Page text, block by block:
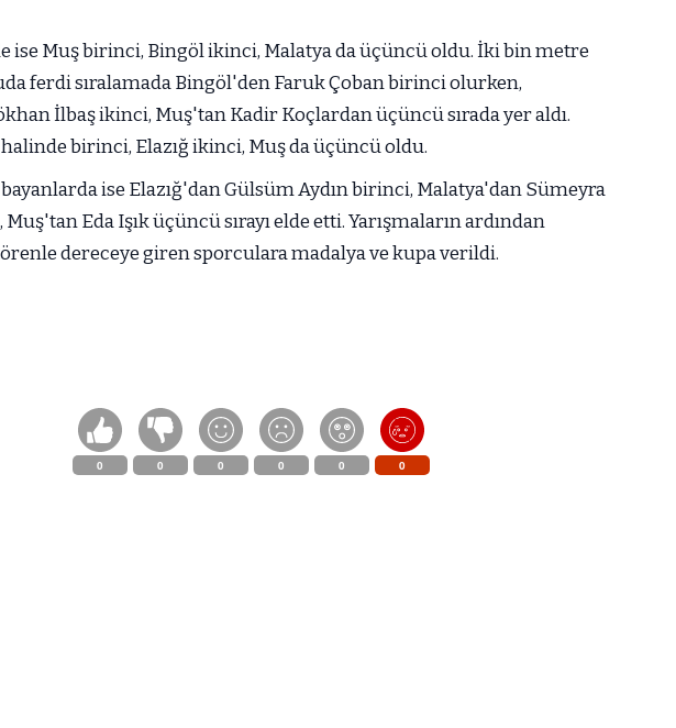
ise Muş birinci, Bingöl ikinci, Malatya da üçüncü oldu. İki bin metre
ferdi sıralamada Bingöl'den Faruk Çoban birinci olurken,
İlbaş ikinci, Muş'tan Kadir Koçlardan üçüncü sırada yer aldı.
birinci, Elazığ ikinci, Muş da üçüncü oldu.
ise Elazığ'dan Gülsüm Aydın birinci, Malatya'dan Sümeyra
Eda Işık üçüncü sırayı elde etti. Yarışmaların ardından
dereceye giren sporculara madalya ve kupa verildi.
0 0 0 0 0 0